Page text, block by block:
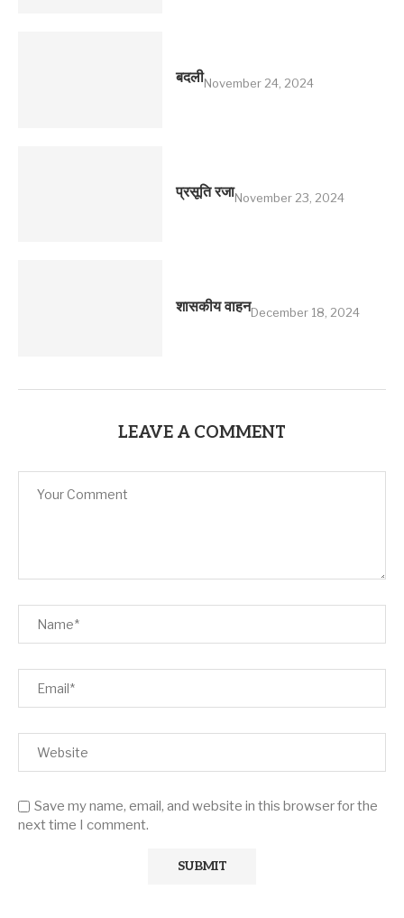
बदलीNovember 24, 2024
प्रसूति रजाNovember 23, 2024
शासकीय वाहनDecember 18, 2024
LEAVE A COMMENT
Save my name, email, and website in this browser for the
next time I comment.